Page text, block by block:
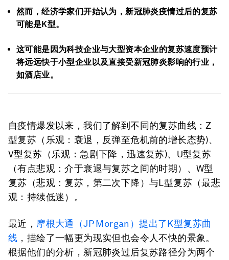
然而，经济学家们开始认为，新冠肺炎疫情过后的复苏
可能是K型。
这可能是因为科技企业与大型资本企业的复苏速度预计
将远远快于小型企业以及直接受新冠肺炎影响的行业，
如酒店业。
自疫情爆发以来，我们了解到不同的复苏曲线：Z
型复苏（乐观：衰退，反弹至危机前的增长态势)、
V型复苏（乐观：急剧下降，迅速复苏)、U型复苏
（有点悲观：介于衰退与复苏之间的时期）、W型
复苏（悲观：复苏，第二次下降）与L型复苏（最悲
观：持续低迷）。
最近， 摩根大通（JP Morgan）提出了K型复苏曲
线 ，描绘了一幅更为现实但也会令人不快的景象。
根据他们的分析，新冠肺炎过后复苏路径分为两个